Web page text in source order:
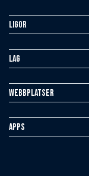
Ligor
Lag
Webbplatser
Apps